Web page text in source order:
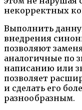
некорректных
Выполнить
внедрения
позволяют
аналогичные по
написанию или
позволяет
и сделать его
разнообразным.